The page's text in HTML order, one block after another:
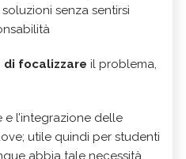
senza sentirsi
di focalizzare il problema,
e l’integrazione delle
utile quindi per studenti
abbia tale necessità